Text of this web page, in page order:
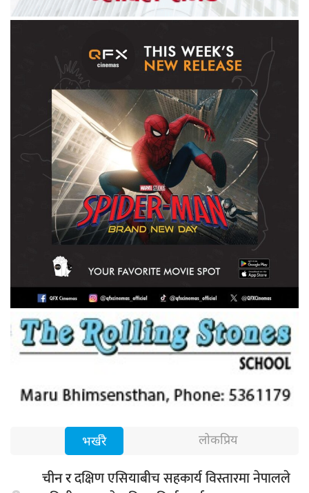
भर्खरै लोकप्रिय
चीन रदक्षिण एसियाबीच सहकार्य विस्तारमा नेपालले